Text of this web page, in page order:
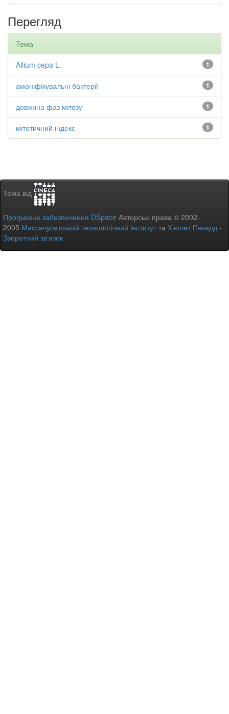
Перегляд
Тема
1
Allium cepa L.
1
амоніфікувальні бактерії
1
довжина фаз мітозу
1
мітотичний індекс
Тема від
Програмне забезпечення DSpace Авторські права © 2002-
2005 Массачусетський технологічний інститутта Х’юлет Пакард -
Зворотний зв’язок